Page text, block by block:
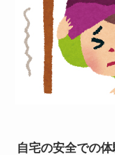
自宅の安全での体